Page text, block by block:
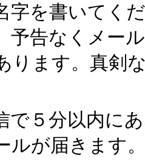
字を書いてく
予告なくメー
ります。真剣
で５分以内に
ルが届きます